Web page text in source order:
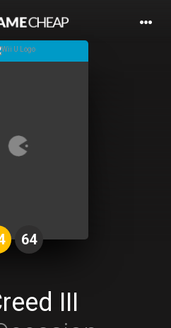
64
III